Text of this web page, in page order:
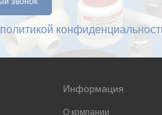
политикой
Информация
О компании